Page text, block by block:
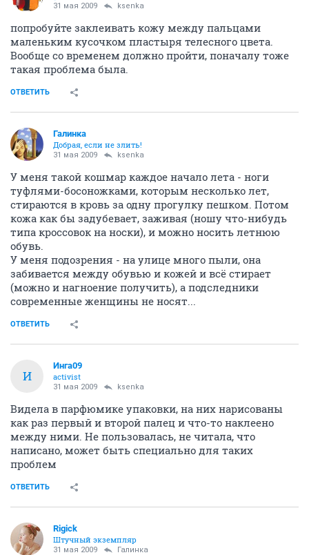
31 мая 2009 ksenka
попробуйте заклеивать кожу между пальцами
маленьким кусочком пластыря телесного цвета.
Вообще со временем должно пройти, поначалу тоже
такая проблема была.
ОТВЕТИТЬ
Галинка
Добрая, если не злить!
31 мая 2009 ksenka
У меня такой кошмар каждое начало лета - ноги
туфлями-босоножками, которым несколько лет,
стираются в кровь за одну прогулку пешком. Потом
кожа как бы задубевает, заживая (ношу что-нибудь
типа кроссовок на носки), и можно носить летнюю
обувь.
У меня подозрения - на улице много пыли, она
забивается между обувью и кожей и всё стирает
(можно и нагноение получить), а подследники
современные женщины не носят...
ОТВЕТИТЬ
И
Инга09
activist
31 мая 2009 ksenka
Видела в парфюмике упаковки, на них нарисованы
как раз первый и второй палец и что-то наклеено
между ними. Не пользовалась, не читала, что
написано, может быть специально для таких
проблем
ОТВЕТИТЬ
Rigick
Штучный экземпляр
31 мая 2009 Галинка